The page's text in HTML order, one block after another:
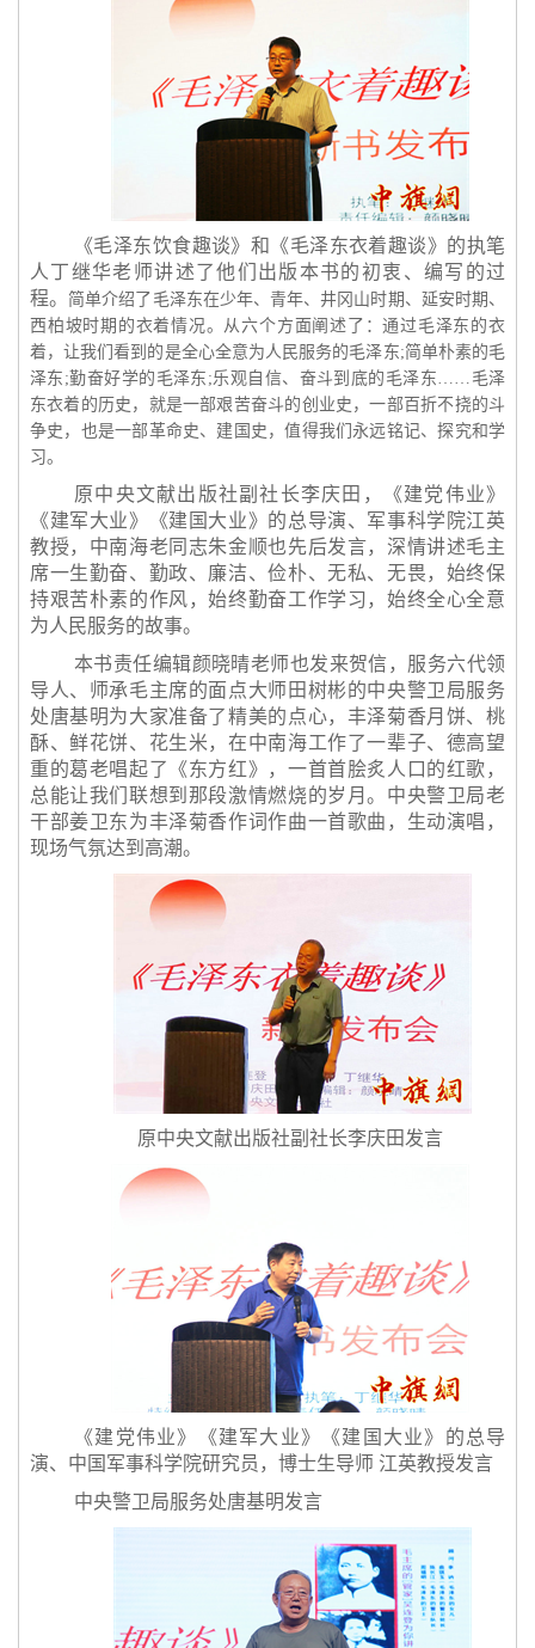
《毛泽东饮食趣谈》和《毛泽东衣着趣谈》的执笔
人丁继华老师讲述了他们出版本书的初衷、编写的过
程。
简单介绍了毛泽东在少年、青年、井冈山时期、延安时期、
西柏坡时期的衣着情况。从六个方面阐述了：通过毛泽东的衣
着，让我们看到的是全心全意为人民服务的毛泽东;简单朴素的毛
泽东;勤奋好学的毛泽东;乐观自信、奋斗到底的毛泽东……毛泽
东衣着的历史，就是一部艰苦奋斗的创业史，一部百折不挠的斗
争史，也是一部革命史、建国史，值得我们永远铭记、探究和学
习。
原中央文献出版社副社长李庆田，《建党伟业》
《建军大业》《建国大业》的总导演、军事科学院江英
教授，中南海老同志朱金顺也先后发言，深情讲述毛主
席一生勤奋、勤政、廉洁、俭朴、无私、无畏，始终保
持艰苦朴素的作风，始终勤奋工作学习，始终全心全意
为人民服务的故事。
本书责任编辑颜晓晴老师也发来贺信，服务六代领
导人、师承毛主席的面点大师田树彬的中央警卫局服务
处唐基明为大家准备了精美的点心，丰泽菊香月饼、桃
酥、鲜花饼、花生米，在中南海工作了一辈子、德高望
重的葛老唱起了《东方红》，一首首脍炙人口的红歌，
总能让我们联想到那段激情燃烧的岁月。中央警卫局老
干部姜卫东为丰泽菊香作词作曲一首歌曲，生动演唱，
现场气氛达到高潮。
原中央文献出版社副社长李庆田发言
《建党伟业》《建军大业》《建国大业》的总导
演、中国军事科学院研究员，博士生导师 江英教授发言
中央警卫局服务处唐基明发言